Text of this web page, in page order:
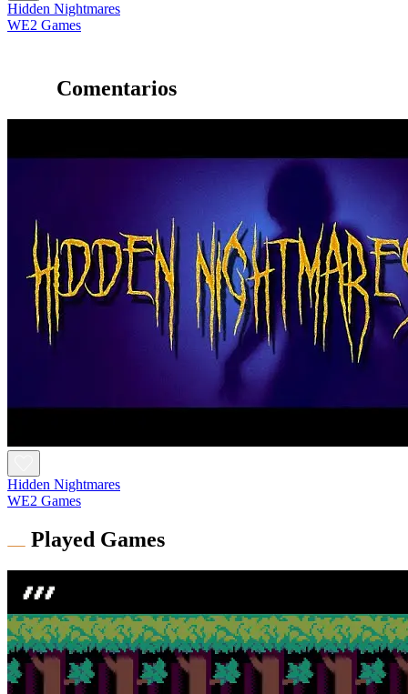
Hidden Nightmares
WE2 Games
Comentarios
Hidden Nightmares
WE2 Games
Played Games